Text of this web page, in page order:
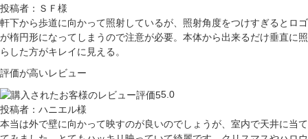
投稿者：ＳＦ様
軒下から歩道に向かって照射しているが、照射角度をつけすぎるとロゴ
が楕円形になってしまうので注意が必要。本体から出来るだけ垂直に照
らした方がキレイに見える。
評価が高いレビュー
5.0
投稿者：ハニエル様
本当は外で壁に向かって映すのが良いのでしょうが、室内で天井に当て